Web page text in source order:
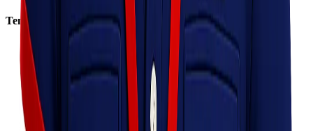
Tentang Kami
Visi & Misi
Sosial Perusahaan
Karir
Cabang
Informasi